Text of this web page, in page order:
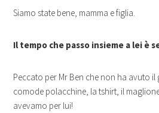
Siamo state bene, mamma e figlia.
Il tempo che passo insieme a lei è
Peccato per Mr Ben che non ha avuto il
comode polacchine, la tshirt, il
avevamo per lui!